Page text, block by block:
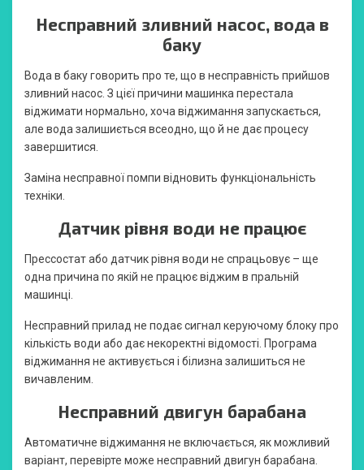
Несправний зливний насос, вода в
баку
Вода в баку говорить про те, що в несправність прийшов
зливний насос. З цієї причини машинка перестала
віджимати нормально, хоча віджимання запускається,
але вода залишиється всеодно, що й не дає процесу
завершитися.
Заміна несправної помпи відновить функціональність
техніки.
Датчик рівня води не працює
Прессостат або датчик рівня води не спрацьовує – ще
одна причина по якій не працює віджим в пральній
машинці.
Несправний прилад не подає сигнал керуючому блоку про
кількість води або дає некоректні відомості. Програма
віджимання не активується і білизна залишиться не
вичавленим.
Несправний двигун барабана
Автоматичне віджимання не включається, як можливий
варіант, перевірте може несправний двигун барабана.